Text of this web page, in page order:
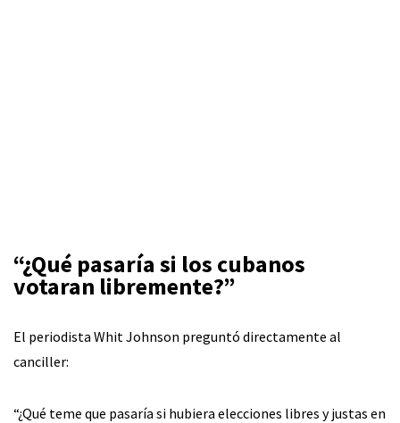
“¿Qué pasaría si los cubanos
votaran libremente?”
El periodista Whit Johnson preguntó directamente al
canciller:
“¿Qué teme que pasaría si hubiera elecciones libres y justas en